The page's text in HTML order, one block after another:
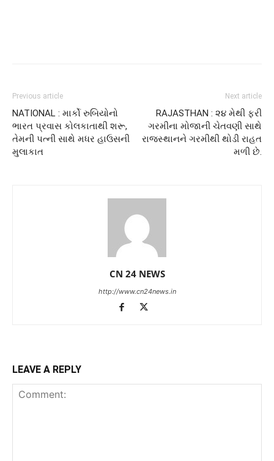
Previous article
NATIONAL : માર્કો રુબિયોનો
ભારત પ્રવાસ કોલકાતાથી શરૂ,
તેમની પત્ની સાથે મધર હાઉસની
મુલાકાત
Next article
RAJASTHAN : ૨૪ મેથી ફરી
ગરમીના મોજાની ચેતવણી સાથે
રાજસ્થાનને ગરમીથી થોડી રાહત
મળી છે.
CN 24 NEWS
http://www.cn24news.in
LEAVE A REPLY